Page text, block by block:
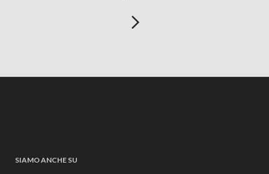
SIAMO ANCHE SU